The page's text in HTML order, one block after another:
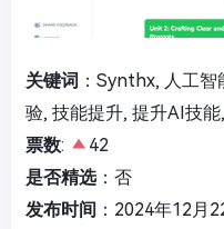
关键词 ：Synthx, 人工
验, 技能提升, 提升AI技
票数:
42
是否精选：否
发布时间 ：2024年12月